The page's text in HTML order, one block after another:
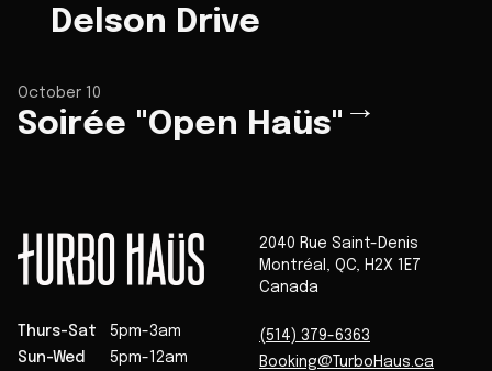
Delson Drive
October 10
Soirée "Open Haüs" →
Thurs-Sat
5pm-3am
Sun-Wed
5pm-12am
2040 Rue Saint-Denis
Montréal , QC, H2X 1E7
Canada
(514) 379-6363
Booking@TurboHaus.ca